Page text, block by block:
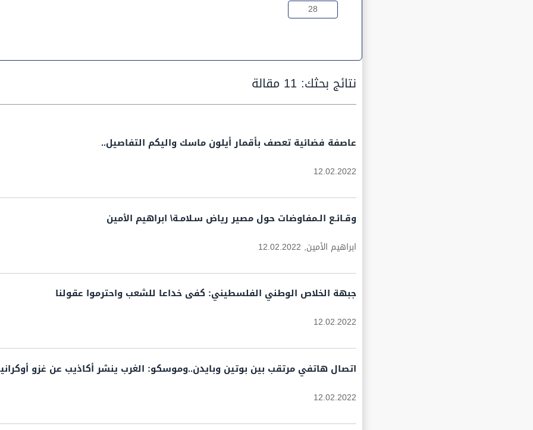
28
نتائج بحثك: 11 مقالة
عاصفة فضائية تعصف بأقمار أيلون ماسك واليكم التفاصيل..
12.02.2022
وقـائـع الـمفاوضات حول مصير رياض سـلامـة\ ابراهيم الأمين
ابراهيم الأمين, 12.02.2022
جبهة الخلاص الوطني الفلسطيني: كفى خداعا للشعب واحترموا عقولنا
12.02.2022
اتصال هاتفي مرتقب بين بوتين وبايدن..وموسكو: الغرب ينشر أكاذيب عن غزو
12.02.2022